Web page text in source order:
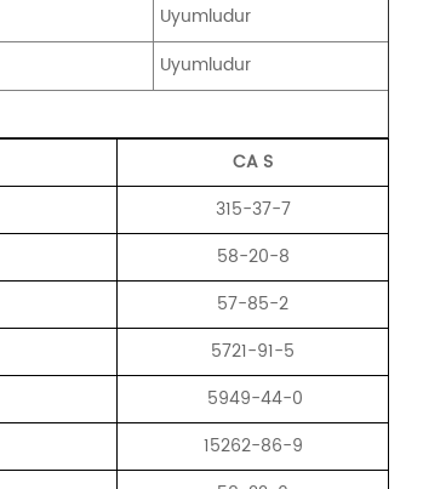
Uyumludur
Uyumludur
CA S
315-37-7
58-20-8
57-85-2
5721-91-5
5949-44-0
15262-86-9